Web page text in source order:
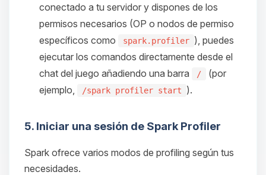
conectado a tu servidor y dispones de los
permisos necesarios (OP o nodos de permiso
específicos como
spark.profiler ), puedes
ejecutar los comandos directamente desde el
chat del juego añadiendo una barra
/
(por
ejemplo,
/spark profiler start ).
5. Iniciar una sesión de Spark Profiler
Spark ofrece varios modos de profiling según tus
necesidades.